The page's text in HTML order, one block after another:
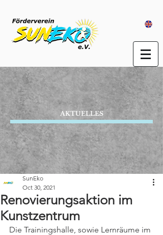
AKTUELLES
Renovierungsaktion im
Kunstzentrum
SunEko
Oct 30, 2021
Die Trainingshalle, sowie Lernräume im